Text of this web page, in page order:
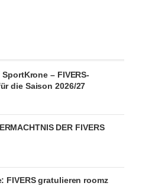
– FIVERS-
die Saison 2026/27
DER FIVERS
FIVERS gratulieren roomz